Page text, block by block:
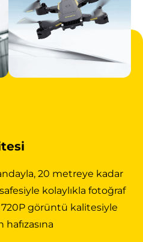
20 metreye kadar
kolaylıkla fotoğraf
720P görüntü kalitesiyle